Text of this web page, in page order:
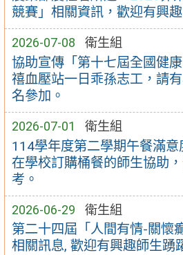
競賽」相關資訊，歡迎有興
2026-07-08 衛生組
協助宣傳「第十七屆全國健
禧血壓站一日乖孫志工，請
名參加。
2026-07-01 衛生組
114學年度第二學期午餐滿
在學校訂購桶餐的師生協助
考。
2026-06-29 衛生組
第二十四屆「人間有情-關懷
相關訊息, 歡迎有興趣師生踴